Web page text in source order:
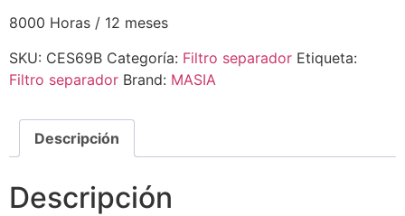
8000 Horas / 12 meses
SKU: CES69B Categoría: Filtro separador Etiqueta:
Filtro separador Brand: MASIA
Descripción
Descripción